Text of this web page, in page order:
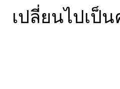
เปลี่ยนไปเป็